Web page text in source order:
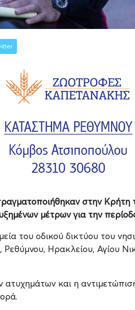
πραγματοποιήθηκαν στην
μέτρων για την
του οδικού δικτύου του
Ηρακλείου, Αγίου
ατυχημάτων και η